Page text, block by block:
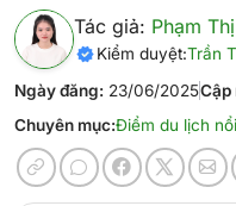
Tác giả: Phạm
Kiểm duyệt:Trần
Ngày đăng: 23/06/2025Cập
Chuyên mục:Điểm du lịch